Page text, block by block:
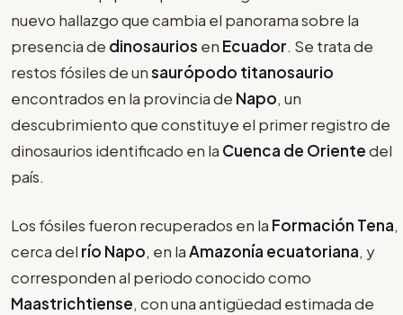
nuevo hallazgo que cambia el panorama sobre la
presencia de dinosaurios en Ecuador. Se trata de
restos fósiles de unsaurópodo titanosaurio
encontrados en la provincia de Napo, un
descubrimiento que constituye el primer registro de
dinosaurios identificado en la Cuenca de Orientedel
país.
Los fósiles fueron recuperados en la Formación Tena,
cerca del río Napo, en laAmazonía ecuatoriana, y
corresponden al periodo conocido como
Maastrichtiense, con una antigüedad estimada de